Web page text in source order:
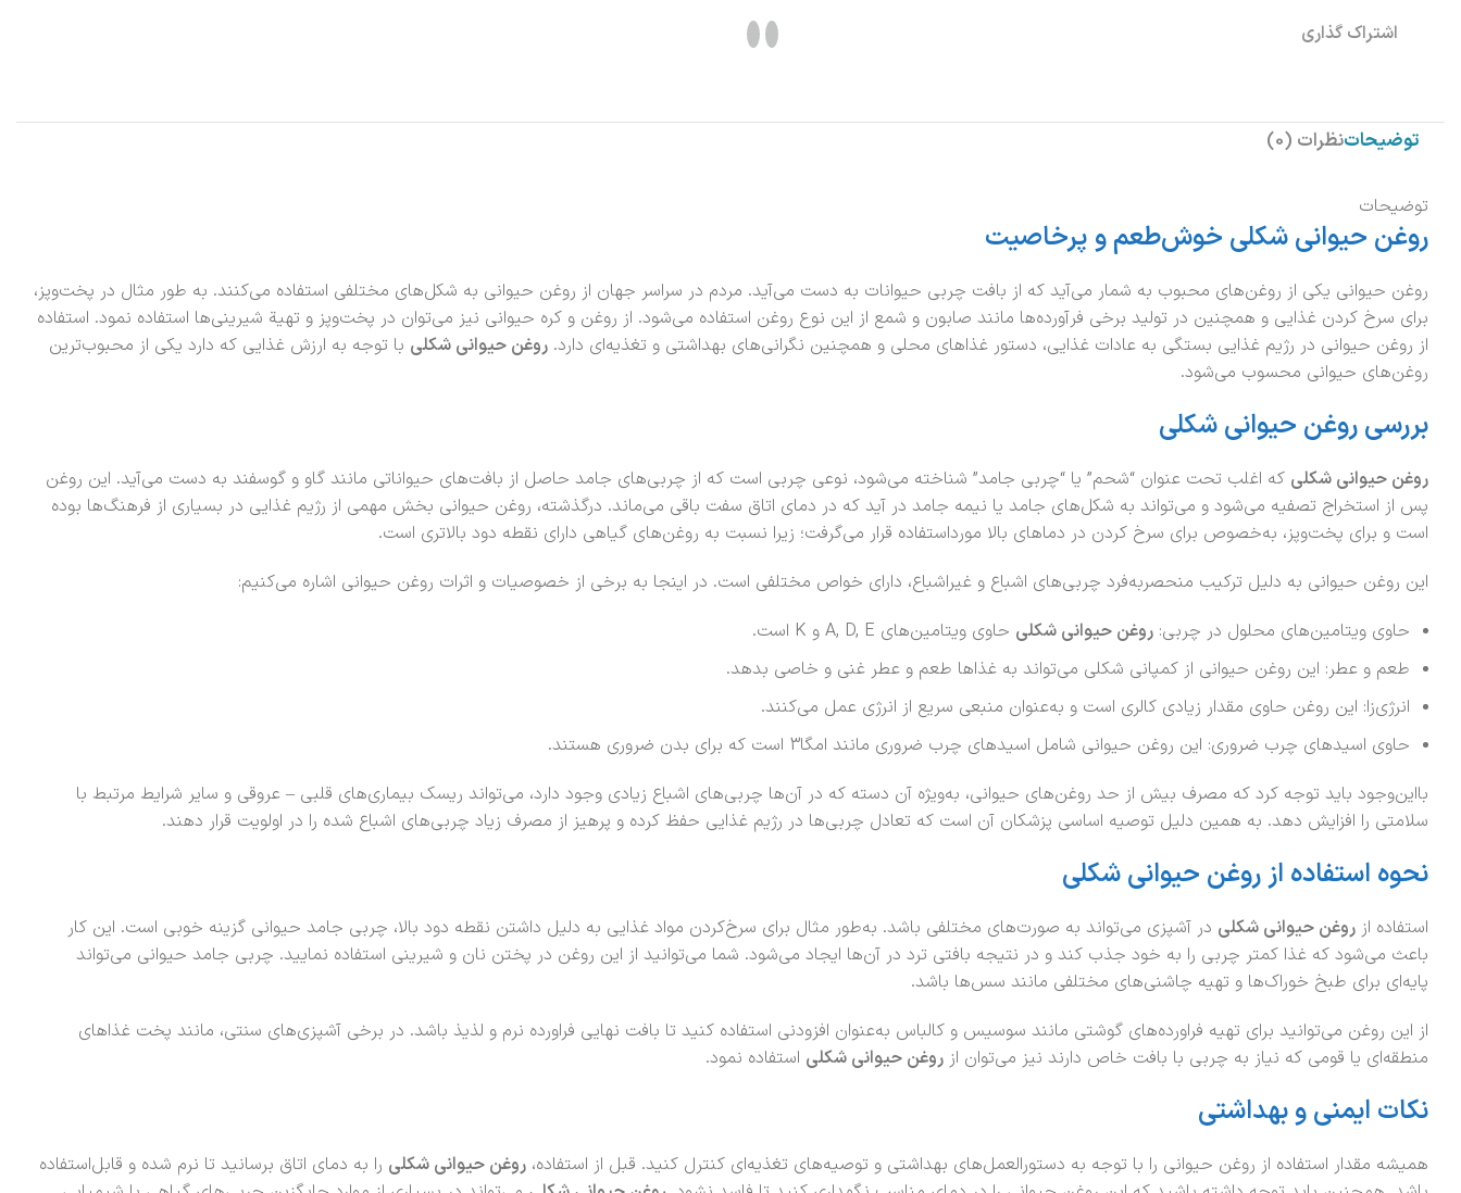
اشتراک گذاری
توضیحاتنظرات (0)
توضیحات
روغن حیوانی شکلی خوش‌طعم و پرخاصیت
روغن حیوانی یکی از روغن‌های محبوب به شمار می‌آید که از بافت چربی حیوانات به دست می‌آید. مردم در سراسر جهان از روغن حیوانی به شکل‌های مختلفی استفاده می‌کنند. به طور مثال در پخت‌وپز،
برای سرخ کردن غذایی و همچنین در تولید برخی فرآورده‌ها مانند صابون و شمع از این نوع روغن استفاده می‌شود. از روغن و کره حیوانی نیز می‌توان در پخت‌وپز و تهیة شیرینی‌ها استفاده نمود. استفاده
از روغن حیوانی در رژیم غذایی بستگی به عادات غذایی، دستور غذاهای محلی و همچنین نگرانی‌های بهداشتی و تغذیه‌ای دارد. روغن حیوانی شکلی با توجه به ارزش غذایی که دارد یکی از محبوب‌ترین
روغن‌های حیوانی محسوب می‌شود.
بررسی روغن حیوانی شکلی
روغن حیوانی شکلی که اغلب تحت عنوان “شحم” یا “چربی جامد” شناخته می‌شود، نوعی چربی است که از چربی‌های جامد حاصل از بافت‌های حیواناتی مانند گاو و گوسفند به دست می‌آید. این روغن
پس از استخراج تصفیه می‌شود و می‌تواند به شکل‌های جامد یا نیمه جامد در آید که در دمای اتاق سفت باقی می‌ماند. درگذشته، روغن حیوانی بخش مهمی از رژیم غذایی در بسیاری از فرهنگ‌ها بوده
است و برای پخت‌وپز، به‌خصوص برای سرخ کردن در دماهای بالا مورداستفاده قرار می‌گرفت؛ زیرا نسبت به روغن‌های گیاهی دارای نقطه دود بالاتری است.
این روغن حیوانی به دلیل ترکیب منحصربه‌فرد چربی‌های اشباع و غیراشباع، دارای خواص مختلفی است. در اینجا به برخی از خصوصیات و اثرات روغن حیوانی اشاره می‌کنیم:
حاوی ویتامین‌های محلول در چربی: روغن حیوانی شکلی حاوی ویتامین‌های A, D, E و K است.
طعم و عطر: این روغن حیوانی از کمپانی شکلی می‌تواند به غذاها طعم و عطر غنی و خاصی بدهد.
انرژی‌زا: این روغن حاوی مقدار زیادی کالری است و به‌عنوان منبعی سریع از انرژی عمل می‌کنند.
حاوی اسیدهای چرب ضروری: این روغن‌ حیوانی شامل اسیدهای چرب ضروری مانند امگا3 است که برای بدن ضروری هستند.
بااین‌وجود باید توجه کرد که مصرف بیش از حد روغن‌های حیوانی، به‌ویژه آن دسته که در آن‌ها چربی‌های اشباع زیادی وجود دارد، می‌تواند ریسک بیماری‌های قلبی – عروقی و سایر شرایط مرتبط با
سلامتی را افزایش دهد. به همین دلیل توصیه اساسی پزشکان آن است که تعادل چربی‌ها در رژیم غذایی حفظ کرده و پرهیز از مصرف زیاد چربی‌های اشباع شده را در اولویت قرار دهند.
نحوه استفاده از روغن حیوانی شکلی
استفاده از روغن حیوانی شکلی در آشپزی می‌تواند به صورت‌های مختلفی باشد. به‌طور مثال برای سرخ‌کردن مواد غذایی به دلیل داشتن نقطه دود بالا، چربی جامد حیوانی گزینه خوبی است. این کار
باعث می‌شود که غذا کمتر چربی را به خود جذب کند و در نتیجه بافتی ترد در آن‌ها ایجاد می‌شود. شما می‌توانید از این روغن در پختن نان و شیرینی‌ استفاده نمایید. چربی جامد حیوانی می‌تواند
پایه‌ای برای طبخ خوراک‌ها و تهیه چاشنی‌های مختلفی مانند سس‌ها باشد.
از این روغن می‌توانید برای تهیه فراورده‌های گوشتی مانند سوسیس و کالباس به‌عنوان افزودنی استفاده کنید تا بافت نهایی فراورده نرم و لذیذ باشد. در برخی آشپزی‌های سنتی، مانند پخت غذاهای
منطقه‌ای یا قومی که نیاز به چربی با بافت خاص دارند نیز می‌توان از روغن حیوانی شکلی استفاده نمود.
نکات ایمنی و بهداشتی
همیشه مقدار استفاده از روغن حیوانی را با توجه به دستورالعمل‌های بهداشتی و توصیه‌های تغذیه‌ای کنترل کنید. قبل از استفاده، روغن حیوانی شکلی را به دمای اتاق برسانید تا نرم شده و قابل‌استفاده